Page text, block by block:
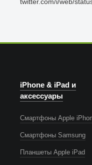
iPhone & iPad и
аксессуары
Смартфоны Apple
Смартфоны Samsung
Планшеты Apple iPad